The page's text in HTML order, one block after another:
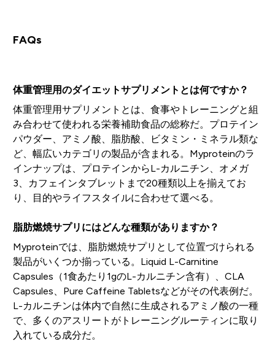
FAQs
体重管理用のダイエットサプリメントとは何ですか？
体重管理用サプリメントとは、食事やトレーニングと組
み合わせて使われる栄養補助食品の総称だ。プロテイン
パウダー、アミノ酸、脂肪酸、ビタミン・ミネラル類な
ど、幅広いカテゴリの製品が含まれる。Myproteinのラ
インナップは、プロテインからL-カルニチン、オメガ
3、カフェインタブレットまで20種類以上を揃えてお
り、目的やライフスタイルに合わせて選べる。
脂肪燃焼サプリにはどんな種類がありますか？
Myproteinでは、脂肪燃焼サプリとして位置づけられる
製品がいくつか揃っている。Liquid L-Carnitine
Capsules（1食あたり1gのL-カルニチン含有）、CLA
Capsules、Pure Caffeine Tabletsなどがその代表例だ。
L-カルニチンは体内で自然に生成されるアミノ酸の一種
で、多くのアスリートがトレーニングルーティンに取り
入れている成分だ。